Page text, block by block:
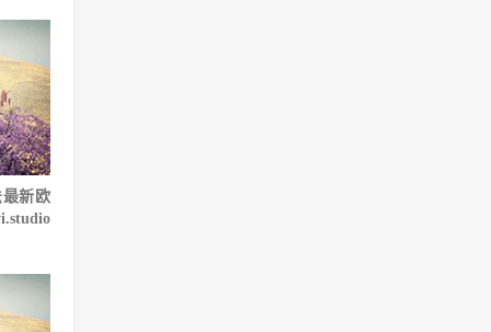
新欧